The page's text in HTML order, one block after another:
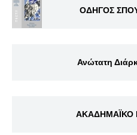
ΟΔΗΓΟΣ
Ανώτατη
ΑΚΑΔΗΜΑΪΚΟ